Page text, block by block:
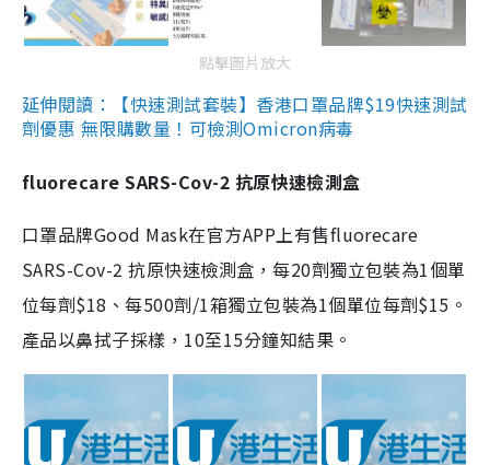
點擊圖片放大
延伸閱讀：【快速測試套裝】香港口罩品牌$19快速測試
劑優惠 無限購數量！可檢測Omicron病毒
fluorecare SARS-Cov-2 抗原快速檢測盒
口罩品牌Good Mask在官方APP上有售fluorecare
SARS-Cov-2 抗原快速檢測盒，每20劑獨立包裝為1個單
位每劑$18、每500劑/1箱獨立包裝為1個單位每劑$15。
產品以鼻拭子採樣，10至15分鐘知結果。